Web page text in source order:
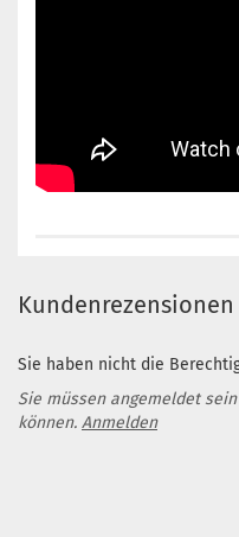
Kundenrezensionen
Sie haben nicht die
Sie müssen angemeldet
können. Anmelden